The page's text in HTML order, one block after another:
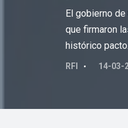
El gobierno
que firmaron
histórico pacto.
RFI 14-03-